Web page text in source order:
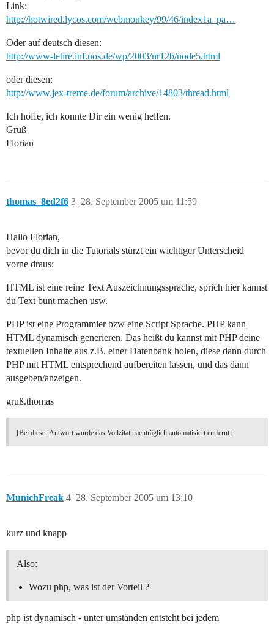
Link:
http://hotwired.lycos.com/webmonkey/99/46/index1a_pa…
Oder auf deutsch diesen:
http://www-lehre.inf.uos.de/wp/2003/nr12b/node5.html
oder diesen:
http://www.jex-treme.de/forum/archive/14803/thread.html
Ich hoffe, ich konnte Dir ein wenig helfen.
Gruß
Florian
thomas_8ed2f6 28. September 2005 um 11:59
3
Hallo Florian,
bevor du dich in die Tutorials stürzt ein wichtiger Unterscheid
vorne draus:
HTML ist eine reine Text Auszeichnungssprache, sprich hier kannst
du Text bunt machen usw.
PHP ist eine Programmier bzw eine Script Sprache. PHP kann
HTML dynamisch generieren. Das heißt du kannst mit PHP deine
textuellen Inhalte aus z.B. einer Datenbank holen, diese dann durch
PHP mit HTML entsprechend aufbereiten lassen, und das dann
ausgeben/anzeigen.
gruß.thomas
[Bei dieser Antwort wurde das Vollzitat nachträglich automatisiert entfernt]
MunichFreak 28. September 2005 um 13:10
4
kurz und knapp
Also:
Wozu php, was ist der Vorteil ?
php ist dynamisch - unter umständen entsteht bei jedem